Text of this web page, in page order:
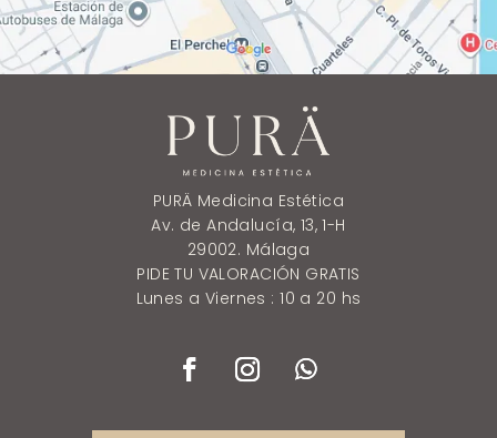
PURÄ Medicina Estética
Av. de Andalucía, 13, 1-H
29002. Málaga
PIDE TU VALORACIÓN GRATIS
Lunes a Viernes : 10 a 20 hs